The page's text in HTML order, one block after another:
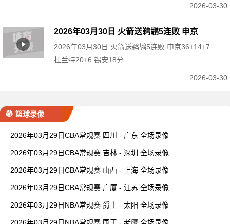
2026-03-30
2026年03月30日 火箭送鹈鹕5连败 申京
36+14+7 杜兰特20+6 锡安18分
2026年03月30日 火箭送鹈鹕5连败 申京36+14+7
杜兰特20+6 锡安18分
2026-03-30
篮球录像
2026年03月29日CBA常规赛 四川 - 广东 全场录像
2026年03月29日CBA常规赛 吉林 - 深圳 全场录像
2026年03月29日CBA常规赛 山西 - 上海 全场录像
2026年03月29日CBA常规赛 广厦 - 江苏 全场录像
2026年03月29日NBA常规赛 爵士 - 太阳 全场录像